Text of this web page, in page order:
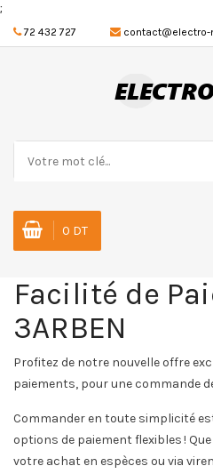
;
72 432 727 contact@electro-
0 DT
Facilité de
3ARBEN
Profitez de notre nouvelle offre
paiements, pour une commande
Commander en toute simplicité
options de paiement flexibles !
votre achat en espèces ou via